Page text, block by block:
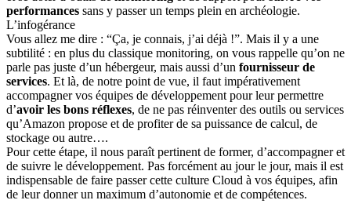
performances sans y passer un temps plein en archéologie.
L’infogérance
Vous allez me dire : “Ça, je connais, j’ai déjà !”. Mais il y a une
subtilité : en plus du classique monitoring, on vous rappelle qu’on ne
parle pas juste d’un hébergeur, mais aussi d’un fournisseur de
services. Et là, de notre point de vue, il faut impérativement
accompagner vos équipes de développement pour leur permettre
d’avoir les bons réflexes, de ne pas réinventer des outils ou services
qu’Amazon propose et de profiter de sa puissance de calcul, de
stockage ou autre….
Pour cette étape, il nous paraît pertinent de former, d’accompagneret
de suivre le développement. Pas forcément au jour le jour, mais il est
indispensable de faire passer cette culture Cloud à vos équipes, afin
de leur donner un maximum d’autonomie et de compétences.